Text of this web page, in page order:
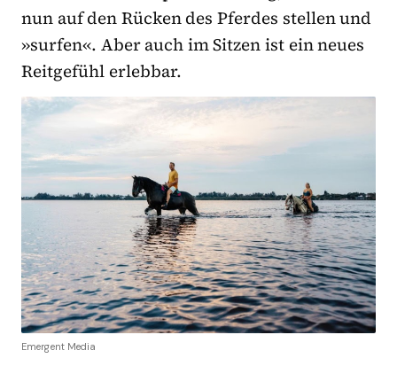
nun auf den Rücken des Pferdes stellen und
»surfen«. Aber auch im Sitzen ist ein neues
Reitgefühl erlebbar.
Emergent Media